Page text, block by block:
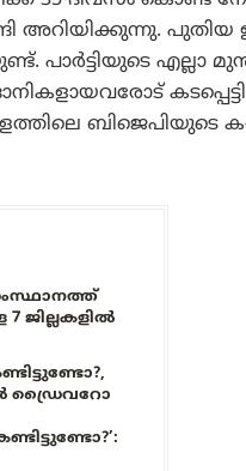
അറിയിക്കുന്നു. പുതിയ
പാർട്ടിയുടെ എല്ലാ
ജില്ലകളിൽ
ഡ്രൈവറോ